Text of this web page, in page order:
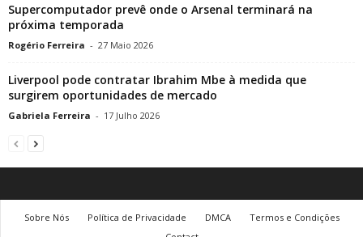
Supercomputador prevê onde o Arsenal terminará na
próxima temporada
Rogério Ferreira - 27 Maio 2026
Liverpool pode contratar Ibrahim Mbe à medida que
surgirem oportunidades de mercado
Gabriela Ferreira - 17 Julho 2026
Sobre Nós Política de Privacidade DMCA
Termos e Condições